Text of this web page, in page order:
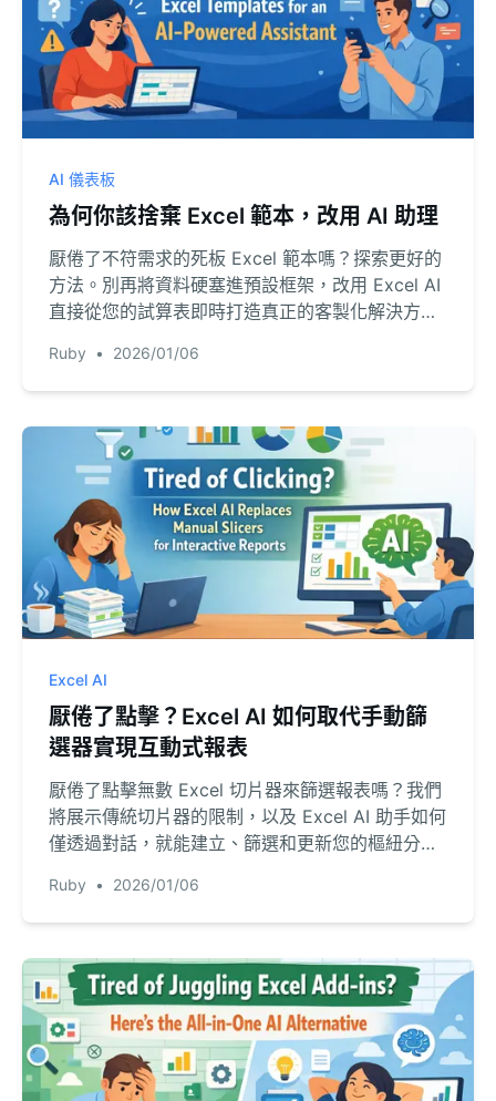
AI 儀表板
為何你該捨棄 Excel 範本，改用 AI 助理
厭倦了不符需求的死板 Excel 範本嗎？探索更好的
方法。別再將資料硬塞進預設框架，改用 Excel AI
直接從您的試算表即時打造真正的客製化解決方
Ruby • 2026/01/06
Excel AI
厭倦了點擊？Excel AI 如何取代手動篩
選器實現互動式報表
厭倦了點擊無數 Excel 切片器來篩選報表嗎？我們
將展示傳統切片器的限制，以及 Excel AI 助手如何
僅透過對話，就能建立、篩選和更新您的樞紐分析
Ruby • 2026/01/06